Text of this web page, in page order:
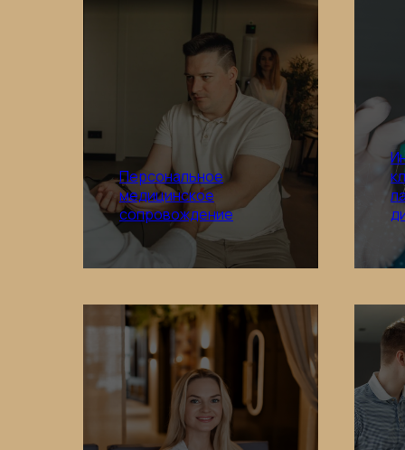
Персональное
медицинское
сопровождение
Подробнее